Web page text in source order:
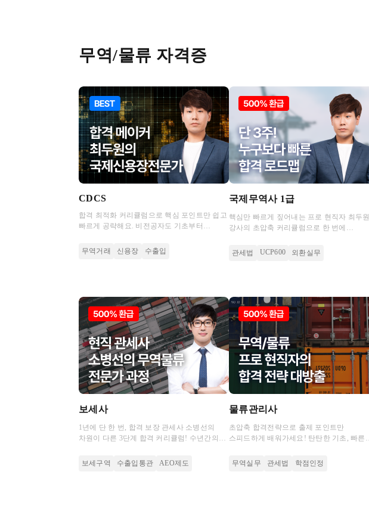
무역/물류 자격증
CDCS
합격 최적화 커리큘럼으로 핵심 포인트만 쉽고
빠르게 공략해요. 비전공자도 기초부터
무역거래
신용장 수출입
국제무역사 1급
핵심만 빠르게 짚어내는 프로 현직자 최두원
강사의 초압축 커리큘럼으로 한 번에
관세법
UCP600 외환실무
보세사
1년에 단 한 번, 합격 보장 관세사 소병선의
차원이 다른 3단계 합격 커리큘럼! 수년간의
개념 정리부터 시험 직전 마무리까지
보세구역 수출입통관 AEO제도
물류관리사
초압축 합격전략으로 출제 포인트만
스피드하게 배워가세요! 탄탄한 기초, 빠른
무역실무
관세법 학점인정